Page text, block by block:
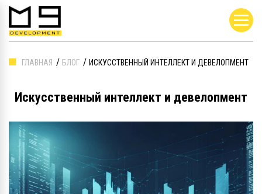
ГЛАВНАЯ БЛОГ ИСКУССТВЕННЫЙ ИНТЕЛЛЕКТ И ДЕВЕЛОПМЕНТ
Искусственный интеллект и девелопмент